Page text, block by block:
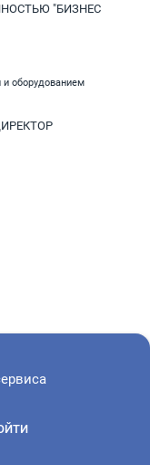
"БИЗНЕС
и оборудованием